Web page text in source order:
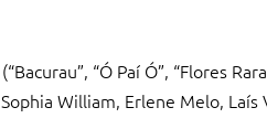
“Ó Paí Ó”, “Flores
William, Erlene Melo, Laís